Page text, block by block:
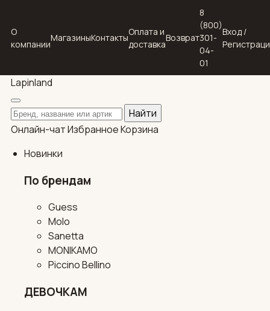
О
компании
МагазиныКонтакты
Оплата и
доставка
Возврат
8
(800)
301-
04-
01
Вход /
Lapinland
Поиск по каталогу
Найти
Онлайн-чатИзбранноеКорзина
Новинки
По брендам
Guess
Molo
Sanetta
MONIKAMO
Piccino Bellino
ДЕВОЧКАМ